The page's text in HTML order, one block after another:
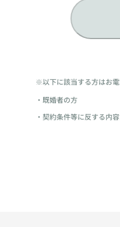
※以下に該当する方はお電
・既婚者の方
・契約条件等に反する内